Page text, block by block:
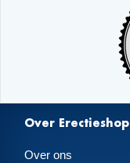
Over Erectieshop
Over ons